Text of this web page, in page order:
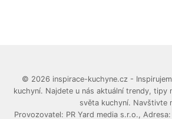
© 2026 inspirace-kuchyne.cz -
kuchyní. Najdete u nás aktuální trendy, tipy
světa kuchyní. Navštivte
Provozovatel: PR Yard media s.r.o.,